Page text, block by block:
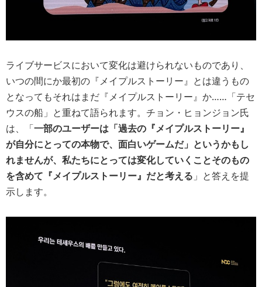
ライブサービスにおいて変化は避けられないものであり、
いつの間にか最初の『メイプルストーリー』とは違うもの
となってもそれはまだ『メイプルストーリー』か……「テセ
ウスの船」と重ねて語られます。チョン・ヒョンジョン氏
は、「一部のユーザーは「過去の『メイプルストーリー』
が自分にとっての本物で、面白いゲームだ」というかもし
れませんが、私たちにとっては変化していくことそのもの
を含めて『メイプルストーリー』だと考える 」と答えを提
示します。